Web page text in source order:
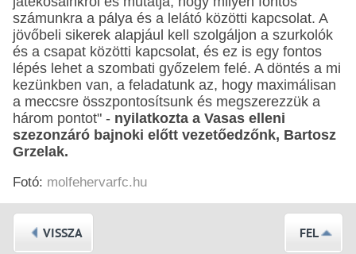
számunkra a pálya és a lelátó közötti kapcsolat. A
jövőbeli sikerek alapjául kell szolgáljon a szurkolók
és a csapat közötti kapcsolat, és ez is egy fontos
lépés lehet a szombati győzelem felé. A döntés a mi
kezünkben van, a feladatunk az, hogy maximálisan
a meccsre összpontosítsunk és megszerezzük a
három pontot" - nyilatkozta a Vasas elleni
szezonzáró bajnoki előtt vezetőedzőnk, Bartosz
Grzelak.
Fotó: molfehervarfc.hu
VISSZA FEL